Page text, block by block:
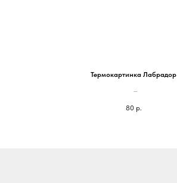
Термокартинка Лабрадор
На паспорт 85*65мм - 60 руб
80 р.